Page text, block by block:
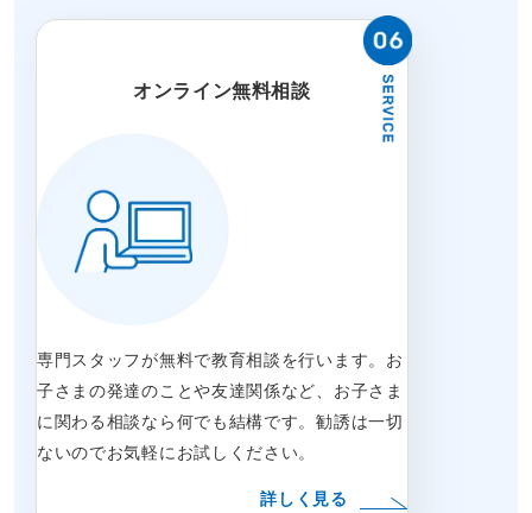
オンライン無料相談
専門スタッフが無料で教育相談を行います。お
子さまの発達のことや友達関係など、お子さま
に関わる相談なら何でも結構です。勧誘は一切
ないのでお気軽にお試しください。
詳しく見る